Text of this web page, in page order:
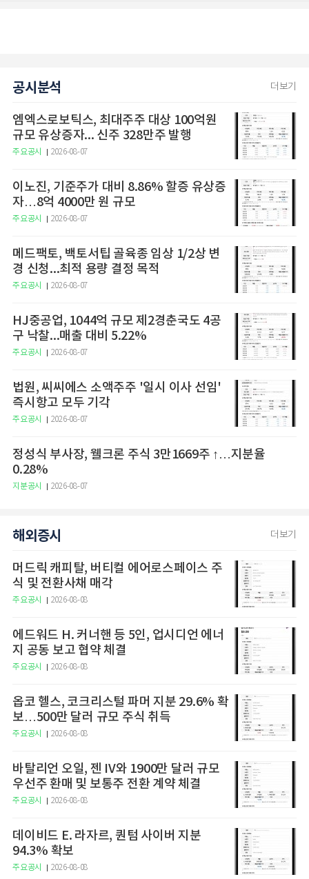
공시분석 더보기
엠엑스로보틱스, 최대주주 대상 100억원
규모 유상증자... 신주 328만주 발행
주요공시 2026-08-07
이노진, 기준주가 대비 8.86% 할증 유상증
자…8억 4000만 원 규모
주요공시 2026-08-07
메드팩토, 백토서팁 골육종 임상 1/2상 변
경 신청...최적 용량 결정 목적
주요공시 2026-08-07
HJ중공업, 1044억 규모 제2경춘국도 4공
구 낙찰...매출 대비 5.22%
주요공시 2026-08-07
법원, 씨씨에스 소액주주 '일시 이사 선임'
즉시항고 모두 기각
주요공시 2026-08-07
정성식 부사장, 웰크론 주식 3만1669주 ↑…지분율
0.28%
지분공시 2026-08-07
해외증시 더보기
머드릭 캐피탈, 버티컬 에어로스페이스 주
식 및 전환사채 매각
주요공시 2026-08-08
에드워드 H. 커너핸 등 5인, 업시디언 에너
지 공동 보고 협약 체결
주요공시 2026-08-08
옵코 헬스, 코크리스털 파머 지분 29.6% 확
보…500만 달러 규모 주식 취득
주요공시 2026-08-08
바탈리언 오일, 젠 IV와 1900만 달러 규모
우선주 환매 및 보통주 전환 계약 체결
주요공시 2026-08-08
데이비드 E. 라자르, 퀀텀 사이버 지분
94.3% 확보
주요공시 2026-08-08